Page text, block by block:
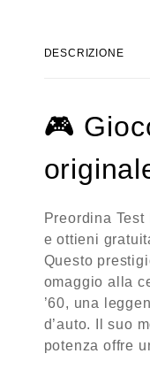
DESCRIZIONE
🎮
Preordina
e ottieni
Questo
omaggio alla
’60, una
d’auto. Il suo
potenza offre